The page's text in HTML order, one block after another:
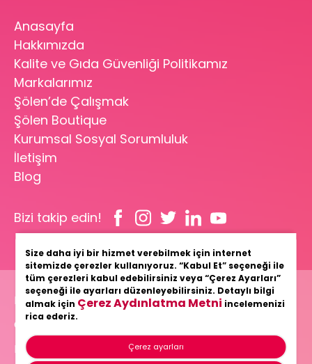
Anasayfa
Hakkımızda
Kalite ve Gıda Güvenliği Politikamız
Markalarımız
Şölen’de Çalışmak
Şölen Boutique
Kurumsal Sosyal Sorumluluk
İletişim
Blog
Bizi takip edin!
Bilgi Toplumu Hizmetleri
Gizlilik ve Güvenlik Politikamız
Kişisel Verilerin Korunması
Size daha iyi bir hizmet verebilmek için internet
sitemizde çerezler kullanıyoruz. “Kabul Et” seçeneği ile
tüm çerezleri kabul edebilirsiniz veya “Çerez Ayarları”
seçeneği ile ayarları düzenleyebilirsiniz. Detaylı bilgi
almak için Çerez Aydınlatma Metni incelemenizi
rica ederiz.
Çerez ayarları